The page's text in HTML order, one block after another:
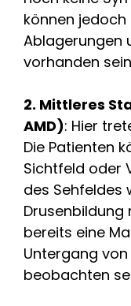
können jedoch
Ablagerungen
vorhanden
2. Mittleres
AMD): Hier
Die Patienten
Sichtfeld oder
des Sehfeldes
Drusenbildung
bereits eine
Untergang
beobachten